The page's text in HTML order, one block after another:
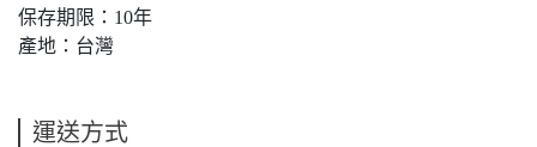
保存期限：10年
產地：台灣
運送方式